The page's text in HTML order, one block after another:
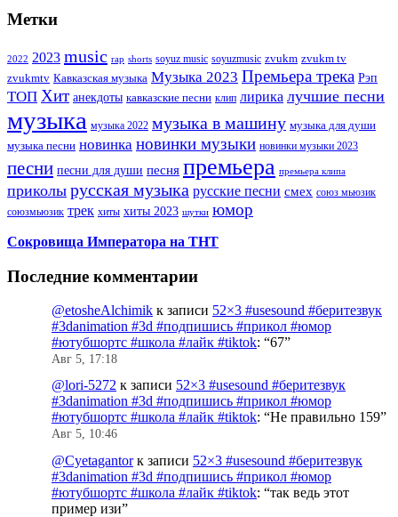
Метки
2022 2023 music rap shorts soyuz music soyuzmusic zvukm zvukm tv
zvukmtv Кавказская музыка Музыка 2023 Премьера трека Рэп
ТОП Хит анекдоты кавказские песни клип лирика лучшие песни
музыка музыка 2022 музыка в машину музыка для души
музыка песни новинка новинки музыки новинки музыки 2023
песни песни для души песня премьера премьера клипа
приколы русская музыка русские песни смех союз мьюзик
союзмьюзик трек хиты хиты 2023 шутки юмор
Сокровища Императора на ТНТ
Последние комментарии
@etosheAlchimik к записи 52×3 #usesound #беритезвук
#3danimation #3d #подпишись #прикол #юмор
#ютубшортс #школа #лайк #tiktok: “67”
Авг 5, 17:18
@lori-5272 к записи 52×3 #usesound #беритезвук
#3danimation #3d #подпишись #прикол #юмор
#ютубшортс #школа #лайк #tiktok: “Не правильно 159”
Авг 5, 10:46
@Cyetagantorк записи 52×3 #usesound #беритезвук
#3danimation #3d #подпишись #прикол #юмор
#ютубшортс #школа #лайк #tiktok: “так ведь этот
пример изи”